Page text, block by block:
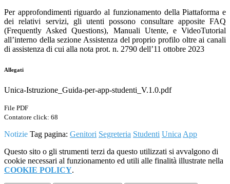
Per approfondimenti riguardo al funzionamento della Piattaforma e
dei relativi servizi, gli utenti possono consultare apposite FAQ
(Frequently Asked Questions), Manuali Utente, e VideoTutorial
all’interno della sezione Assistenza del proprio profilo oltre ai canali
di assistenza di cui alla nota prot. n. 2790 dell’11 ottobre 2023
Allegati
Unica-Istruzione_Guida-per-app-studenti_V.1.0.pdf
File PDF
Contatore click: 68
Notizie Tag pagina: Genitori Segreteria Studenti Unica App
Questo sito o gli strumenti terzi da questo utilizzati si avvalgono di
cookie necessari al funzionamento ed utili alle finalità illustrate nella
COOKIE POLICY.